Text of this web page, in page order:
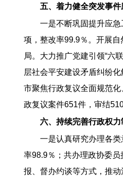
五、着力健全突发事
一是不断巩固提升应
项，整改率99.9％。开展
局。大力推广党建引领“六
层社会平安建设矛盾纠纷
市聚焦行政复议全面规范
政复议案件651件，审结
六、持续完善行政权
一是认真研究办理各
率98.9％；共办理政协委
报、督办约谈等方式，推